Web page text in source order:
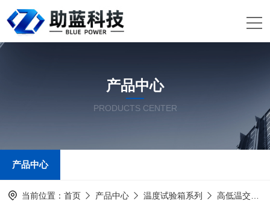
产品中心
PRODUCTS CENTER
产品中心
当前位置： 首页 产品中心 温度试验箱系列 高低温交变湿热试验箱